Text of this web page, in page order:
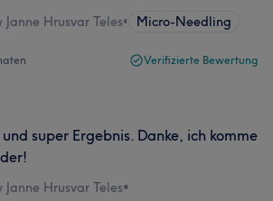
Hrusvar Teles• Micro-Needling
Verifizierte Bewertung
super Ergebnis. Danke, ich komme
Hrusvar Teles•